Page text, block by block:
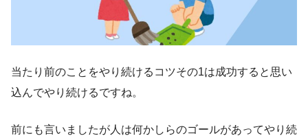
当たり前のことをやり続けるコツその1は成功すると思い
込んでやり続けるですね。
前にも言いましたが人は何かしらのゴールがあってやり続